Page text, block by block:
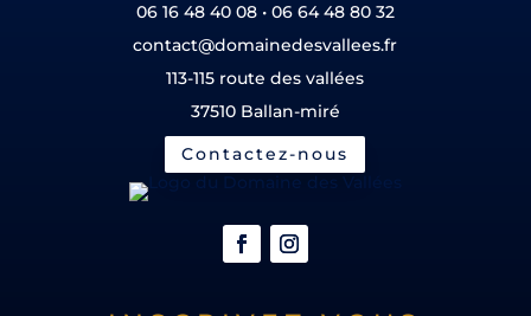
06 16 48 40 08 • 06 64 48 80 32
contact@domainedesvallees.fr
113-115 route des vallées
37510 Ballan-miré
Contactez-nous